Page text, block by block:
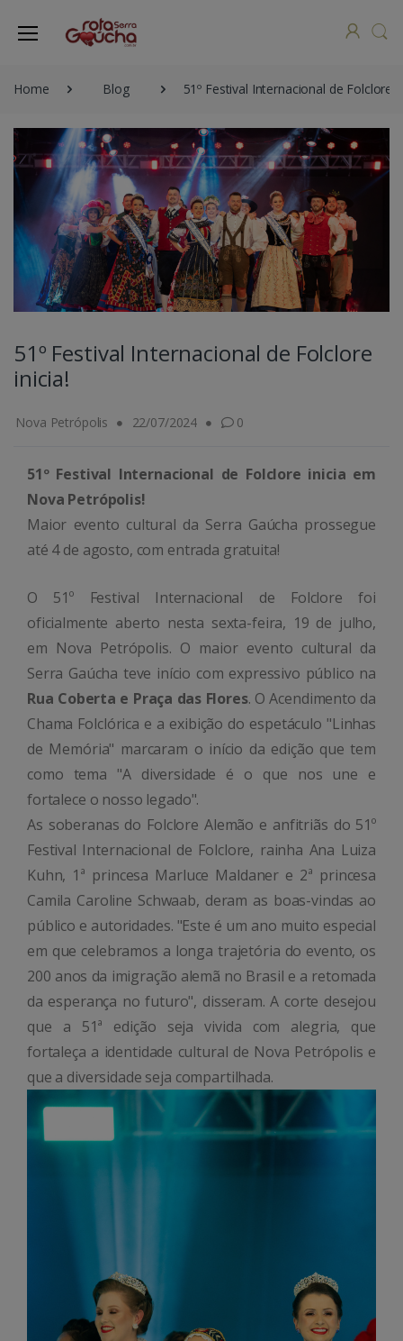
Home Blog 51º Festival Internacional de Folclore
51º Festival Internacional de Folclore
inicia!
Nova Petrópolis 22/07/2024 0
51º Festival Internacional de Folclore inicia em
Nova Petrópolis!
Maior evento cultural da Serra Gaúcha prossegue
até 4 de agosto, com entrada gratuita!
O 51º Festival Internacional de Folclore foi
oficialmente aberto nesta sexta-feira, 19 de julho,
em Nova Petrópolis. O maior evento cultural da
Serra Gaúcha teve início com expressivo público na
Rua Coberta e Praça das Flores. O Acendimento da
Chama Folclórica e a exibição do espetáculo "Linhas
de Memória" marcaram o início da edição que tem
como tema "A diversidade é o que nos une e
fortalece o nosso legado".
As soberanas do Folclore Alemão e anfitriãs do 51º
Festival Internacional de Folclore, rainha Ana Luiza
Kuhn, 1ª princesa Marluce Maldaner e 2ª princesa
Camila Caroline Schwaab, deram as boas-vindas ao
público e autoridades. "Este é um ano muito especial
em que celebramos a longa trajetória do evento, os
200 anos da imigração alemã no Brasil e a retomada
da esperança no futuro", disseram. A corte desejou
que a 51ª edição seja vivida com alegria, que
fortaleça a identidade cultural de Nova Petrópolis e
que a diversidade seja compartilhada.